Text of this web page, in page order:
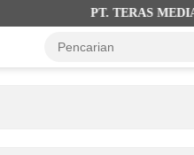
PT. TERAS MEDIA